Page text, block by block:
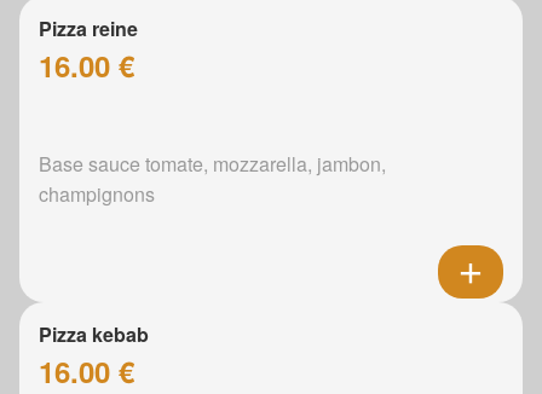
Pizza reine
16.00 €
Base sauce tomate, mozzarella, jambon,
champignons
Pizza kebab
16.00 €